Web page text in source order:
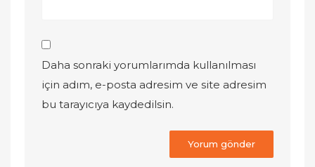
Daha sonraki yorumlarımda kullanılması
için adım, e-posta adresim ve site adresim
bu tarayıcıya kaydedilsin.